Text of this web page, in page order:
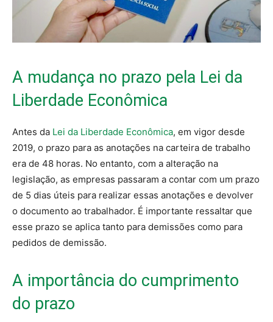
A mudança no prazo pela Lei da
Liberdade Econômica
Antes da Lei da Liberdade Econômica, em vigor desde
2019, o prazo para as anotações na carteira de trabalho
era de 48 horas. No entanto, com a alteração na
legislação, as empresas passaram a contar com um prazo
de 5 dias úteis para realizar essas anotações e devolver
o documento ao trabalhador. É importante ressaltar que
esse prazo se aplica tanto para demissões como para
pedidos de demissão.
A importância do cumprimento
do prazo